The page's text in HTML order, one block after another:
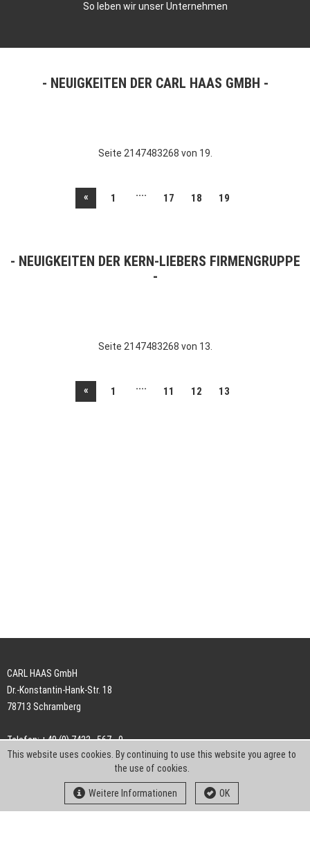
So leben wir unser Unternehmen
NEUIGKEITEN DER CARL HAAS GMBH
Seite 2147483268 von 19.
« 1 .... 17 18 19
NEUIGKEITEN DER KERN-LIEBERS FIRMENGRUPPE
Seite 2147483268 von 13.
« 1 .... 11 12 13
CARL HAAS GmbH
Dr.-Konstantin-Hank-Str. 18
78713 Schramberg
Telefon: +49 (0) 7422 . 567 - 0
Telefax: +49 (0) 7422 . 567 - 239
info-ch@kern-liebers.com
This website uses cookies. By continuing to use this website you agree to
the use of cookies.
Weitere Informationen OK